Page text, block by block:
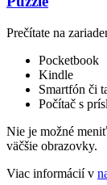
Prečítate na
Pocketbook
Kindle
Smartfón či
Počítač s
Nie je možné
väčšie obrazovky.
Viac informácií v